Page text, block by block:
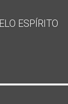
ESPÍRITO